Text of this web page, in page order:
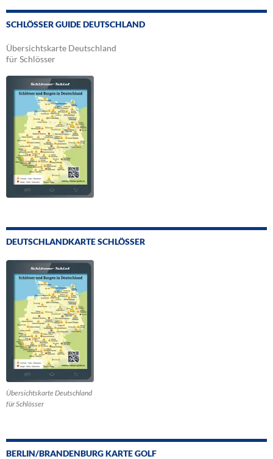
SCHLÖSSER GUIDE DEUTSCHLAND
Übersichtskarte Deutschland
für Schlösser
DEUTSCHLANDKARTE SCHLÖSSER
Übersichtskarte Deutschland
für Schlösser
BERLIN/BRANDENBURG KARTE GOLF